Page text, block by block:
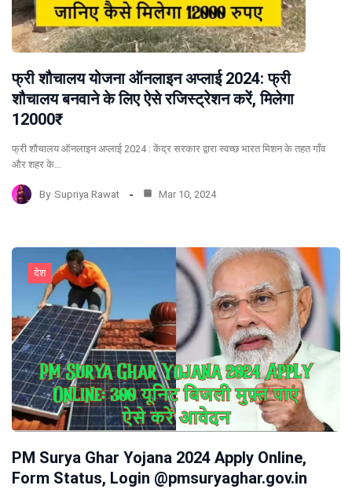
फ्री शौचालय योजना ऑनलाइन अप्लाई 2024: फ्री
शौचालय बनवाने के लिए ऐसे रजिस्ट्रेशन करें, मिलेगा
12000₹
फ्री शौचालय ऑनलाइन अप्लाई 2024 : केंद्र सरकार द्वारा स्वच्छ भारत मिशन के तहत गाँव
और शहर के…
By Supriya Rawat Mar 10, 2024
देश
PM Surya Ghar Yojana 2024 Apply Online,
Form Status, Login @pmsuryaghar.gov.in